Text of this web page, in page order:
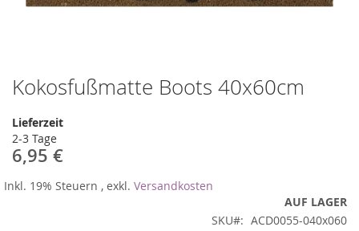
Kokosfußmatte Boots 40x60cm
Lieferzeit
2-3 Tage
6,95 €
Inkl. 19% Steuern , exkl. Versandkosten
AUF LAGER
SKU
ACD0055-040x060
Zum
Anfang
der
Bildergalerie
springen